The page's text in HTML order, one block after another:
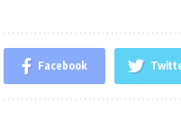
Facebook